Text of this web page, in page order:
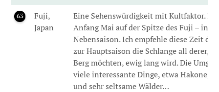
63
Fuji,
Japan
Eine Sehenswürdigkeit mit Kultfaktor.
Anfang Mai auf der Spitze des Fuji – in
Nebensaison. Ich empfehle diese Zeit des
zur Hauptsaison die Schlange all derer,
Berg möchten, ewig lang wird. Die
viele interessante Dinge, etwa Hakone,
und sehr seltsame Wälder…